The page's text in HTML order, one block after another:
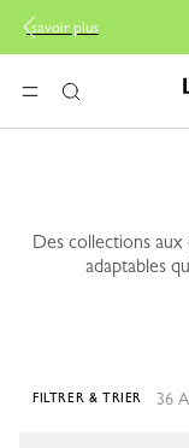
MENURechercher
Des collections
adaptables
36
FILTRER & TRIER